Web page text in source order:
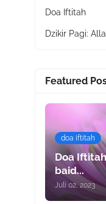
Doa Iftitah
Dzikir Pagi:
Featured
doa iftitah
Doa
baid...
Juli 02, 2023